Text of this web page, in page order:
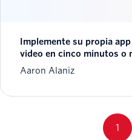
Implemente su propia
video en cinco minutos o
Aaron Alaniz
1